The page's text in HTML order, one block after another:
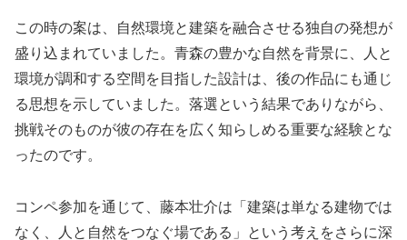
この時の案は、自然環境と建築を融合させる独自の発想が
盛り込まれていました。青森の豊かな自然を背景に、人と
環境が調和する空間を目指した設計は、後の作品にも通じ
る思想を示していました。落選という結果でありながら、
挑戦そのものが彼の存在を広く知らしめる重要な経験とな
ったのです。
コンペ参加を通じて、藤本壮介は「建築は単なる建物では
なく、人と自然をつなぐ場である」という考えをさらに深